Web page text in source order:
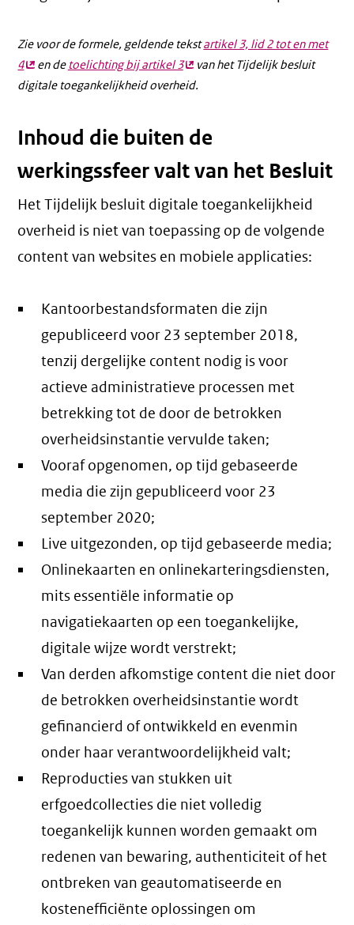
Zie voor de formele, geldende tekstartikel 3, lid 2 tot en met
4(externe
link)
en de toelichting bij artikel 3(externe
link)
van het Tijdelijk besluit
digitale toegankelijkheid overheid.
Inhoud die buiten de
werkingssfeer valt van het Besluit
Het Tijdelijk besluit digitale toegankelijkheid
overheid is niet van toepassing op de volgende
content van websites en mobiele applicaties:
Kantoorbestandsformaten die zijn
gepubliceerd voor 23 september 2018,
tenzij dergelijke content nodig is voor
actieve administratieve processen met
betrekking tot de door de betrokken
overheidsinstantie vervulde taken;
Vooraf opgenomen, op tijd gebaseerde
media die zijn gepubliceerd voor 23
september 2020;
Live uitgezonden, op tijd gebaseerde media;
Onlinekaarten en onlinekarteringsdiensten,
mits essentiële informatie op
navigatiekaarten op een toegankelijke,
digitale wijze wordt verstrekt;
Van derden afkomstige content die niet door
de betrokken overheidsinstantie wordt
gefinancierd of ontwikkeld en evenmin
onder haar verantwoordelijkheid valt;
Reproducties van stukken uit
erfgoedcollecties die niet volledig
toegankelijk kunnen worden gemaakt om
redenen van bewaring, authenticiteit of het
ontbreken van geautomatiseerde en
kostenefficiënte oplossingen om